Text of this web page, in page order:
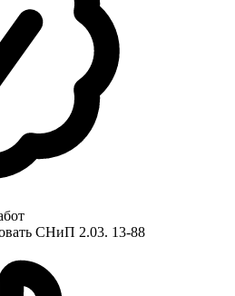
СНиП 2.03. 13-88